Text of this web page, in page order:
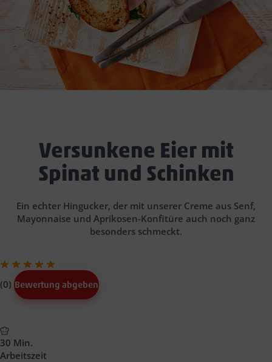
Versunkene Eier mit
Spinat und Schinken
Ein echter Hingucker, der mit unserer Creme aus Senf,
Mayonnaise und Aprikosen-Konfitüre auch noch ganz
besonders schmeckt.
(0) Bewertung abgeben
30 Min.
Arbeitszeit